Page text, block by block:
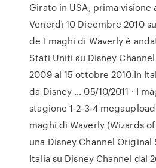
Girato in USA, prima visione
Venerdì 10 Dicembre 2010
de I maghi di Waverly è
Stati Uniti su Disney
2009 al 15 ottobre 2010.In
da Disney … 05/10/2011 · I
stagione 1-2-3-4
maghi di Waverly (Wizards
una Disney Channel Original
Italia su Disney Channel dal